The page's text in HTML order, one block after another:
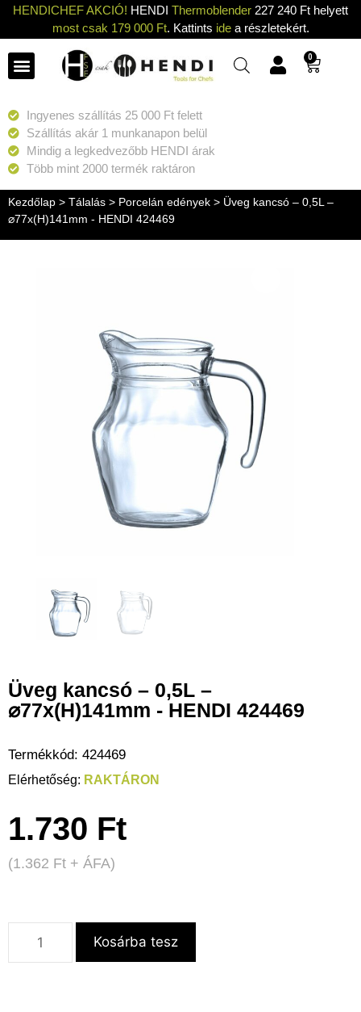
HENDICHEF AKCIÓ! HENDI Thermoblender 227 240 Ft helyett
most csak 179 000 Ft. Kattints idea részletekért.
0
Ingyenes szállítás 25 000 Ft felett
Szállítás akár 1 munkanapon belül
Mindig a legkedvezőbb HENDI árak
Több mint 2000 termék raktáron
Kezdőlap > Tálalás > Porcelán edények > Üveg kancsó – 0,5L –
⌀77x(H)141mm - HENDI 424469
Üveg kancsó – 0,5L –
⌀77x(H)141mm - HENDI 424469
Termékkód: 424469
RAKTÁRON
1.730 Ft
(1.362 Ft + ÁFA)
Kosárba tesz